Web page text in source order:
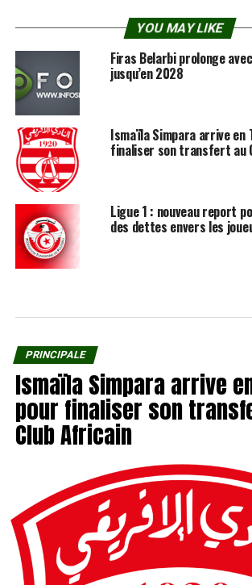
YOU MAY LIKE
Firas Belarbi prolonge
jusqu’en 2028
Ismaïla Simpara arrive en
finaliser son transfert au
Ligue 1 : nouveau report
des dettes envers les
PRINCIPALE
Ismaïla Simpara arrive
pour finaliser son
Club Africain